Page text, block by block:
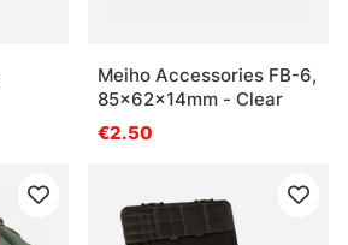
Meiho Accessories FB-6,
85x62x14mm - Clear
€2.50